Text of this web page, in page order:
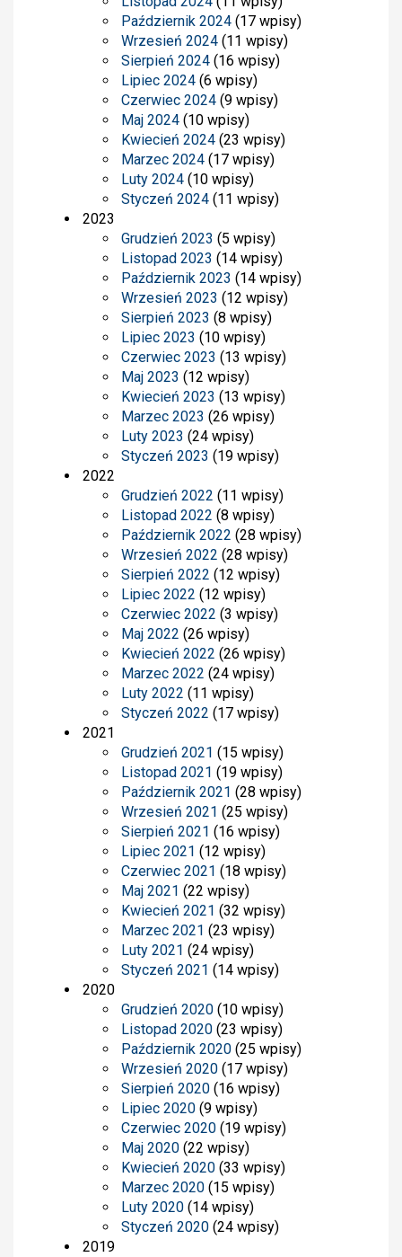
Październik 2024 (17 wpisy)
Wrzesień 2024 (11 wpisy)
Sierpień 2024 (16 wpisy)
Lipiec 2024 (6 wpisy)
Czerwiec 2024 (9 wpisy)
Maj 2024 (10 wpisy)
Kwiecień 2024 (23 wpisy)
Marzec 2024 (17 wpisy)
Luty 2024 (10 wpisy)
Styczeń 2024 (11 wpisy)
2023
Grudzień 2023 (5 wpisy)
Listopad 2023 (14 wpisy)
Październik 2023 (14 wpisy)
Wrzesień 2023 (12 wpisy)
Sierpień 2023 (8 wpisy)
Lipiec 2023 (10 wpisy)
Czerwiec 2023 (13 wpisy)
Maj 2023 (12 wpisy)
Kwiecień 2023 (13 wpisy)
Marzec 2023 (26 wpisy)
Luty 2023 (24 wpisy)
Styczeń 2023 (19 wpisy)
2022
Grudzień 2022 (11 wpisy)
Listopad 2022 (8 wpisy)
Październik 2022 (28 wpisy)
Wrzesień 2022 (28 wpisy)
Sierpień 2022 (12 wpisy)
Lipiec 2022 (12 wpisy)
Czerwiec 2022 (3 wpisy)
Maj 2022 (26 wpisy)
Kwiecień 2022 (26 wpisy)
Marzec 2022 (24 wpisy)
Luty 2022 (11 wpisy)
Styczeń 2022 (17 wpisy)
2021
Grudzień 2021 (15 wpisy)
Listopad 2021 (19 wpisy)
Październik 2021 (28 wpisy)
Wrzesień 2021 (25 wpisy)
Sierpień 2021 (16 wpisy)
Lipiec 2021 (12 wpisy)
Czerwiec 2021 (18 wpisy)
Maj 2021 (22 wpisy)
Kwiecień 2021 (32 wpisy)
Marzec 2021 (23 wpisy)
Luty 2021 (24 wpisy)
Styczeń 2021 (14 wpisy)
2020
Grudzień 2020 (10 wpisy)
Listopad 2020 (23 wpisy)
Październik 2020 (25 wpisy)
Wrzesień 2020 (17 wpisy)
Sierpień 2020 (16 wpisy)
Lipiec 2020 (9 wpisy)
Czerwiec 2020 (19 wpisy)
Maj 2020 (22 wpisy)
Kwiecień 2020 (33 wpisy)
Marzec 2020 (15 wpisy)
Luty 2020 (14 wpisy)
Styczeń 2020 (24 wpisy)
2019